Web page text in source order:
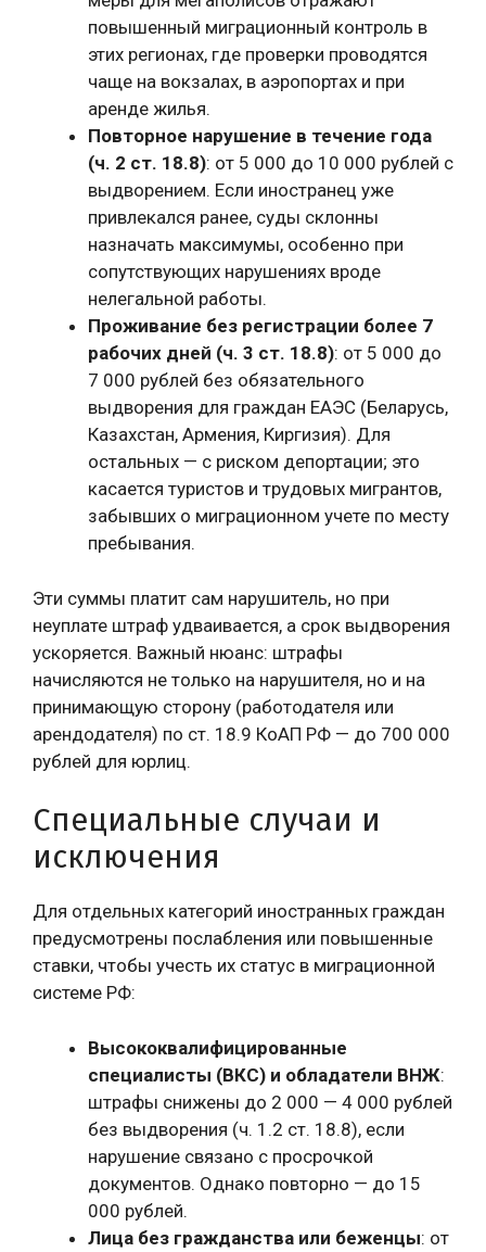
повышенный миграционный контроль в
этих регионах, где проверки проводятся
чаще на вокзалах, в аэропортах и при
аренде жилья.
Повторное нарушение в течение года
(ч. 2 ст. 18.8): от 5 000 до 10 000 рублей с
выдворением. Если иностранец уже
привлекался ранее, суды склонны
назначать максимумы, особенно при
сопутствующих нарушениях вроде
нелегальной работы.
Проживание без регистрации более 7
рабочих дней (ч. 3 ст. 18.8): от 5 000 до
7 000 рублей без обязательного
выдворения для граждан ЕАЭС (Беларусь,
Казахстан, Армения, Киргизия). Для
остальных — с риском депортации; это
касается туристов и трудовых мигрантов,
забывших о миграционном учете по месту
пребывания.
Эти суммы платит сам нарушитель, но при
неуплате штраф удваивается, а срок выдворения
ускоряется. Важный нюанс: штрафы
начисляются не только на нарушителя, но и на
принимающую сторону (работодателя или
арендодателя) по ст. 18.9 КоАП РФ — до 700 000
рублей для юрлиц.
Специальные случаи и
исключения
Для отдельных категорий иностранных граждан
предусмотрены послабления или повышенные
ставки, чтобы учесть их статус в миграционной
системе РФ:
Высококвалифицированные
специалисты (ВКС) и обладатели ВНЖ:
штрафы снижены до 2 000 — 4 000 рублей
без выдворения (ч. 1.2 ст. 18.8), если
нарушение связано с просрочкой
документов. Однако повторно — до 15
000 рублей.
Лица без гражданства или беженцы: от